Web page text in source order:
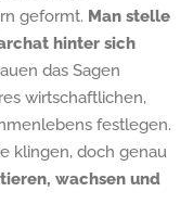
geformt. Man stelle
hinter sich
das Sagen
wirtschaftlichen,
festlegen.
klingen, doch genau
wachsen und